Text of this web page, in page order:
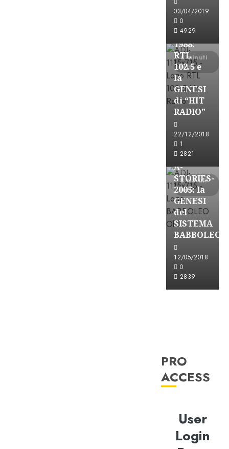
03/04/2019
0
4929
4 minuti
letti
FREE
A-
STORIES-
1988:
RTL
102.5 e
la
GENESI
di “HIT
RADIO”
22/12/2018
1
2821
8 minuti
letti
Formazione
FREE
A-
STORIES-
2005: la
GENESI
del
SISTEMA
BABBOLEO
12/05/2018
0
2839
PRO
ACCESS
User
Login